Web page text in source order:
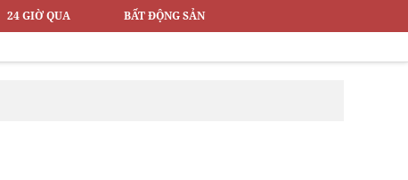
24 GIỜ QUA BẤT ĐỘNG SẢN